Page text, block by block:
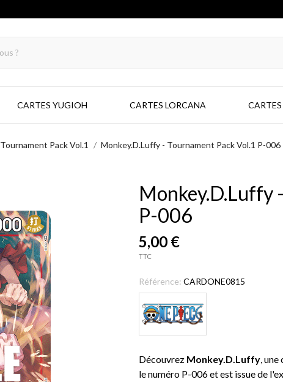
CARTES YUGIOH CARTES LORCANA
Tournament Pack Vol.1 Monkey.D.Luffy - Tournament Pack Vol.1 P-006
Monkey.D.Luffy
P-006
5,00 €
TTC
Référence: CARDONE0815
Découvrez Monkey.D.Luffy,
le numéro P-006 et est issue de